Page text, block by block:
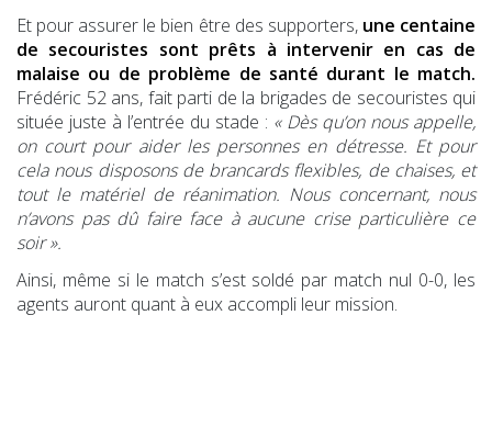
Et pour assurer le bien être des supporters, une centaine
de secouristes sont prêts à intervenir en cas de
malaise ou de problème de santé durant le match.
Frédéric 52 ans, fait parti de la brigades de secouristes qui
située juste à l’entrée du stade : « Dès qu’on nous appelle,
on court pour aider les personnes en détresse. Et pour
cela nous disposons de brancards flexibles, de chaises, et
tout le matériel de réanimation. Nous concernant, nous
n’avons pas dû faire face à aucune crise particulière ce
soir ».
Ainsi, même si le match s’est soldé par match nul 0-0, les
agents auront quant à eux accompli leur mission.